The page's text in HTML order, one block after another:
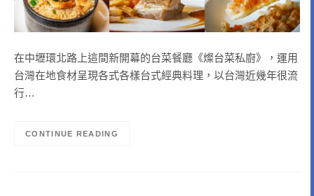
在中壢環北路上這間新開幕的台菜餐廳《燦台菜私廚》，運用
台灣在地食材呈現各式各樣台式經典料理，以台灣近幾年很流
行…
CONTINUE READING